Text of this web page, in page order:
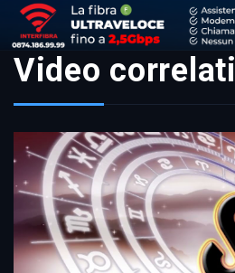
Video correlati